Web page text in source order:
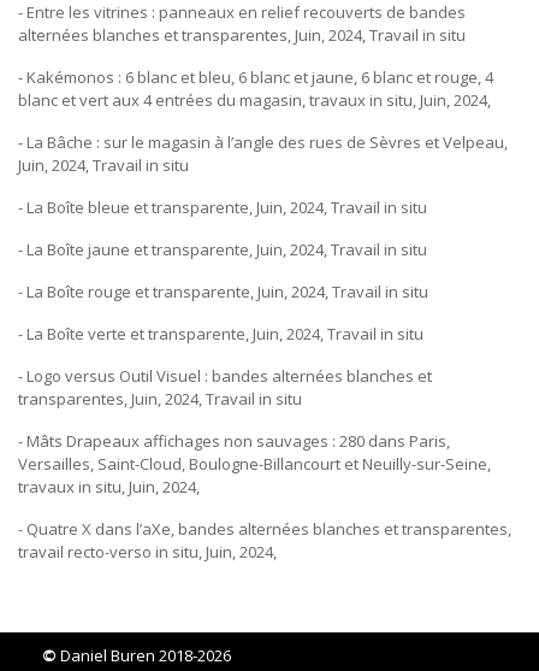
- Entre les vitrines : panneaux en relief recouverts de bandes
alternées blanches et transparentes, Juin, 2024, Travail in situ
- Kakémonos : 6 blanc et bleu, 6 blanc et jaune, 6 blanc et rouge, 4
blanc et vert aux 4 entrées du magasin, travaux in situ, Juin, 2024,
- La Bâche : sur le magasin à l’angle des rues de Sèvres et Velpeau,
Juin, 2024, Travail in situ
- La Boîte bleue et transparente, Juin, 2024, Travail in situ
- La Boîte jaune et transparente, Juin, 2024, Travail in situ
- La Boîte rouge et transparente, Juin, 2024, Travail in situ
- La Boîte verte et transparente, Juin, 2024, Travail in situ
- Logo versus Outil Visuel : bandes alternées blanches et
transparentes, Juin, 2024, Travail in situ
- Mâts Drapeaux affichages non sauvages : 280 dans Paris,
Versailles, Saint-Cloud, Boulogne-Billancourt et Neuilly-sur-Seine,
travaux in situ, Juin, 2024,
- Quatre X dans l’aXe, bandes alternées blanches et transparentes,
travail recto-verso in situ, Juin, 2024,
© Daniel Buren 2018-2026